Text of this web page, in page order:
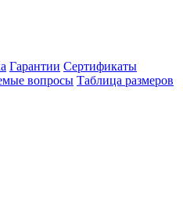
Гарантии Сертификаты
вопросы Таблица размеров